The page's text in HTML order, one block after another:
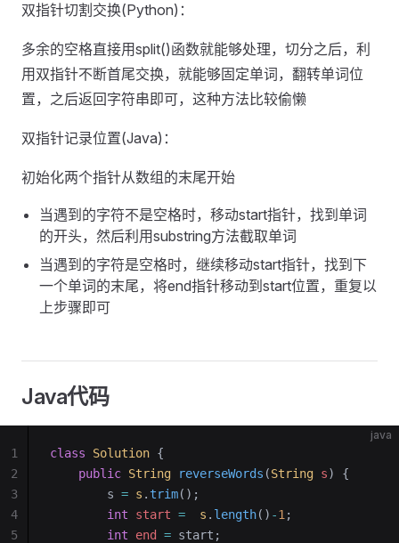
双指针切割交换(Python)：
多余的空格直接用split()函数就能够处理，切分之后，利
用双指针不断首尾交换，就能够固定单词，翻转单词位
置，之后返回字符串即可，这种方法比较偷懒
双指针记录位置(Java)：
初始化两个指针从数组的末尾开始
当遇到的字符不是空格时，移动start指针，找到单词
的开头，然后利用substring方法截取单词
当遇到的字符是空格时，继续移动start指针，找到下
一个单词的末尾，将end指针移动到start位置，重复以
上步骤即可
Java代码
java
class Solution {
    public
String reverseWords (String s)
{
        s
= s .trim();
        int
start =
  s
. length() -1 ;
        int
end = start;
1
2
3
4
5